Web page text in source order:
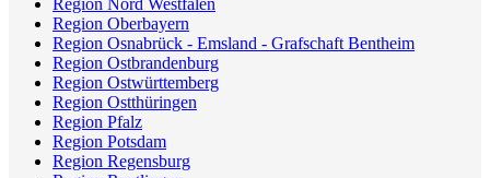
Region Nord Westfalen
Region Oberbayern
Region Osnabrück - Emsland - Grafschaft Bentheim
Region Ostbrandenburg
Region Ostwürttemberg
Region Ostthüringen
Region Pfalz
Region Potsdam
Region Regensburg